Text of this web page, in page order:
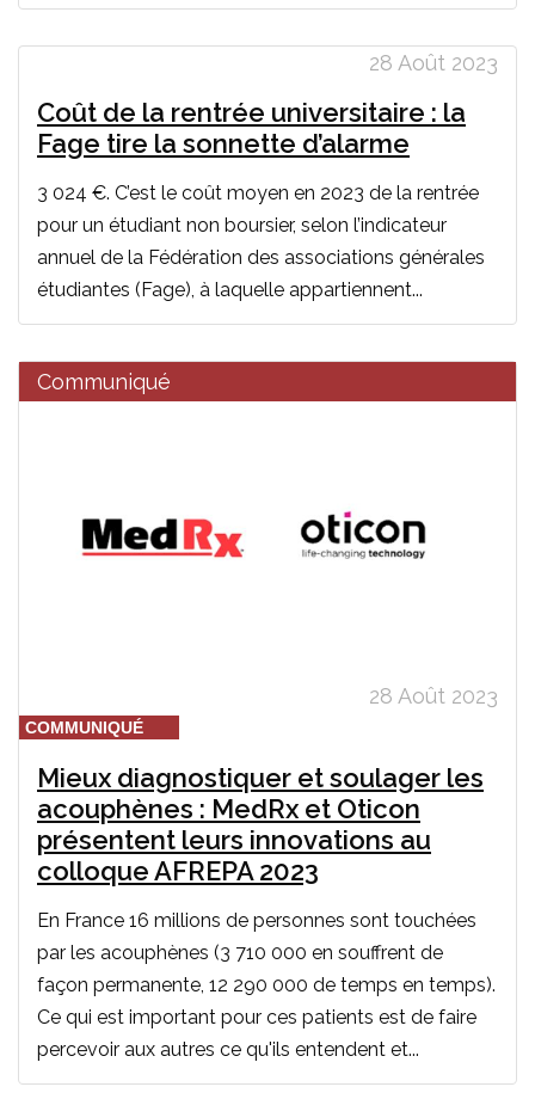
28 Août 2023
Coût de la rentrée universitaire : la
Fage tire la sonnette d’alarme
3 024 €. C’est le coût moyen en 2023 de la rentrée
pour un étudiant non boursier, selon l’indicateur
annuel de la Fédération des associations générales
étudiantes (Fage), à laquelle appartiennent...
Communiqué
28 Août 2023
COMMUNIQUÉ
Mieux diagnostiquer et soulager les
acouphènes : MedRx et Oticon
présentent leurs innovations au
colloque AFREPA 2023
En France 16 millions de personnes sont touchées
par les acouphènes (3 710 000 en souffrent de
façon permanente, 12 290 000 de temps en temps).
Ce qui est important pour ces patients est de faire
percevoir aux autres ce qu'ils entendent et...